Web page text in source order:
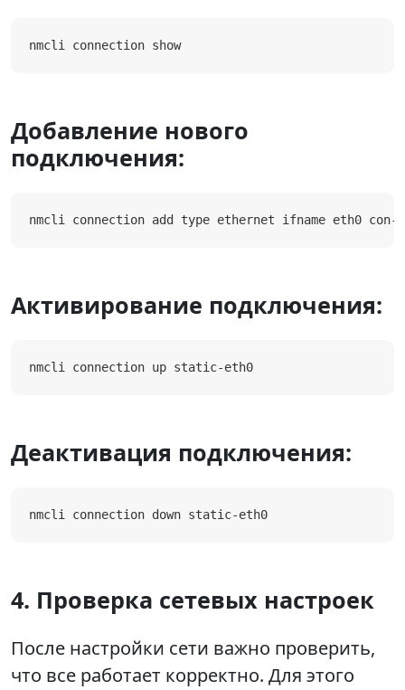
nmcli connection show
Добавление нового
подключения:
nmcli connection add type ethernet ifname eth0
Активирование подключения:
nmcli connection up static-eth0
Деактивация подключения:
nmcli connection down static-eth0
4. Проверка сетевых настроек
После настройки сети важно проверить,
что все работает корректно. Для этого